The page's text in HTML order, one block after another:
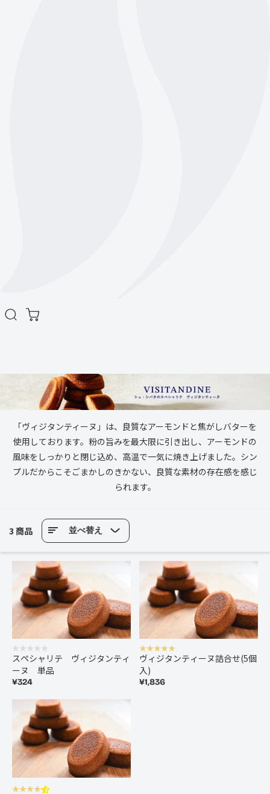
「ヴィジタンティーヌ」は、良質なアーモンドと焦がしバターを
使用しております。粉の旨みを最大限に引き出し、アーモンドの
風味をしっかりと閉じ込め、高温で一気に焼き上げました。シン
プルだからこそごまかしのきかない、良質な素材の存在感を感じ
られます。
3 商品 並べ替え
スペシャリテ ヴィジタンティ
ーヌ 単品
¥324
ヴィジタンティーヌ詰合せ(5個
入)
¥1,836